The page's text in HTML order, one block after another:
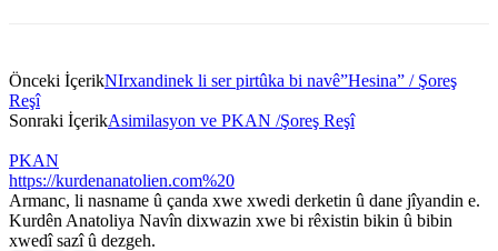
Önceki İçerikNIrxandinek li ser pirtûka bi navê”Hesina” / Şoreş
Reşî
Sonraki İçerikAsimilasyon ve PKAN /Şoreş Reşî
PKAN
https://kurdenanatolien.com%20
Armanc, li nasname û çanda xwe xwedi derketin û dane jîyandin e.
Kurdên Anatoliya Navîn dixwazin xwe bi rêxistin bikin û bibin
xwedî sazî û dezgeh.